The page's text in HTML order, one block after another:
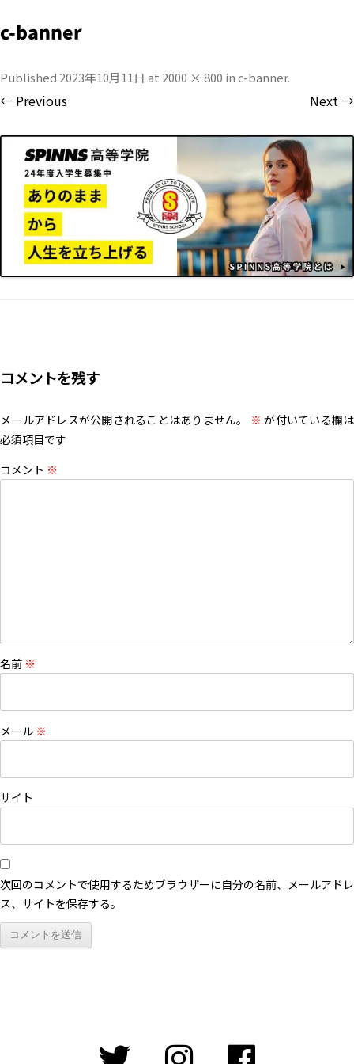
c-banner
Published 2023年10月11日 at 2000 × 800 inc-banner.
← Previous Next →
コメントを残す
メールアドレスが公開されることはありません。 ※ が付いている欄は
必須項目です
コメント ※
名前 ※
メール ※
サイト
次回のコメントで使用するためブラウザーに自分の名前、メールアドレ
ス、サイトを保存する。